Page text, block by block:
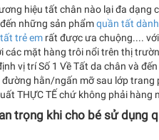
hiệu tất chân nào lại đa dạng
những sản phẩmquần tất
trẻ emrất được ưa chuộng....
các mặt hàng trôi nổi trên thị
vị trí Số 1 Về Tất da chân và
hằn/ngấn mỡ sau lớp trang
THỰC TẾ chứ không phải
trọng khi cho bé sử dụng